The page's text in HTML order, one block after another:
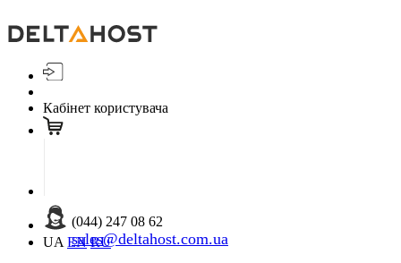
Кабінет користувача
(044) 247 08 62
sales@deltahost.com.ua
UA EN RU